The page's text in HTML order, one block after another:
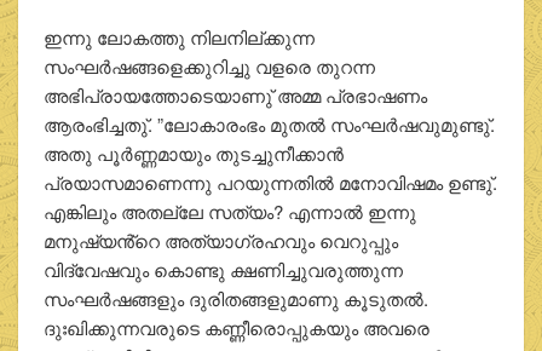
ഇന്നു ലോകത്തു നിലനില്ക്കുന്ന
സംഘർഷങ്ങളെക്കുറിച്ചു വളരെ തുറന്ന
അഭിപ്രായത്തോടെയാണു് അമ്മ പ്രഭാഷണം
ആരംഭിച്ചതു്. ”ലോകാരംഭം മുതൽ സംഘർഷവുമുണ്ടു്.
അതു പൂർണ്ണമായും തുടച്ചുനീക്കാൻ
പ്രയാസമാണെന്നു പറയുന്നതിൽ മനോവിഷമം ഉണ്ടു്.
എങ്കിലും അതല്ലേ സത്യം? എന്നാൽ ഇന്നു
മനുഷ്യൻ്റെ അത്യാഗ്രഹവും വെറുപ്പും
വിദ്വേഷവും കൊണ്ടു ക്ഷണിച്ചുവരുത്തുന്ന
സംഘർഷങ്ങളും ദുരിതങ്ങളുമാണു കൂടുതൽ.
ദുഃഖിക്കുന്നവരുടെ കണ്ണീരൊപ്പുകയും അവരെ